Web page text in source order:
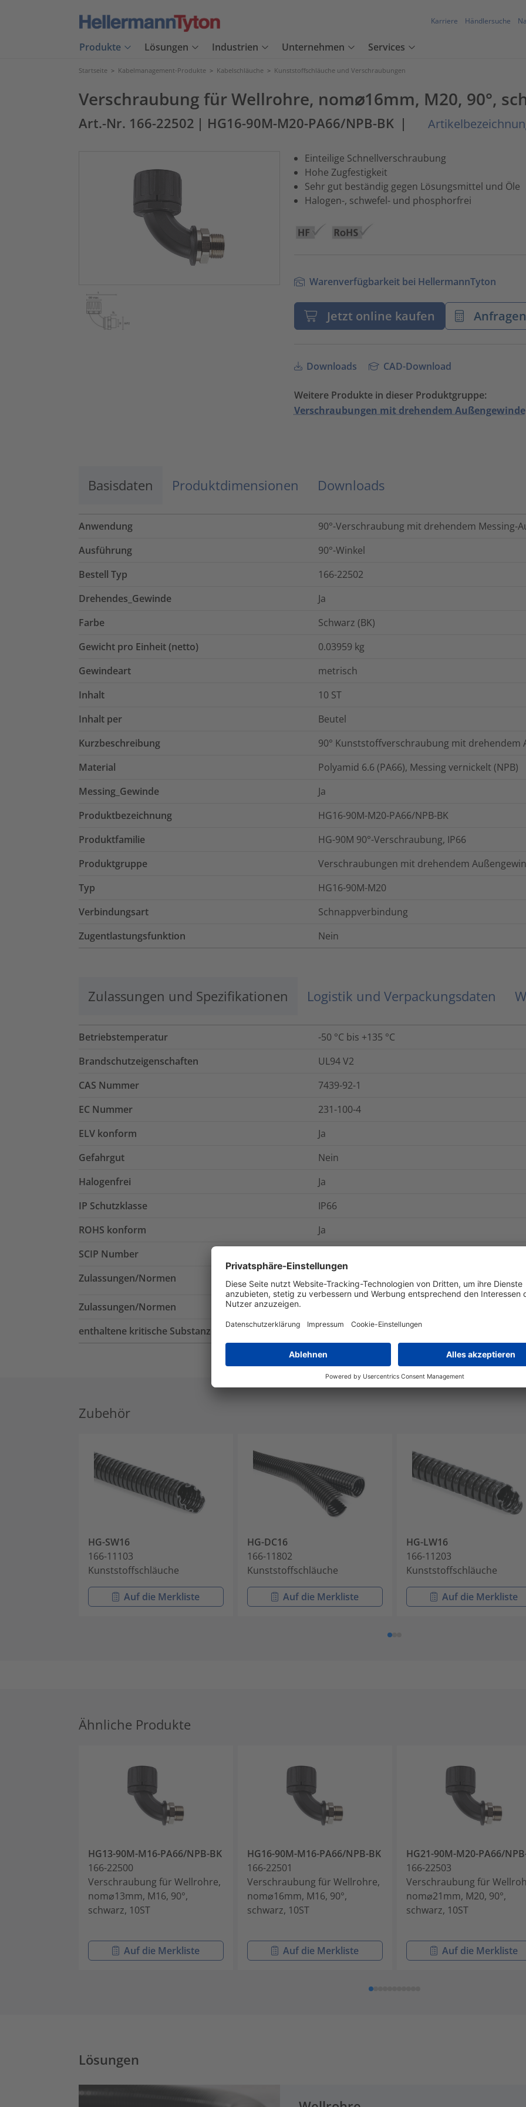
Karriere Händlersuche
Produkte Lösungen Industrien Unternehmen Services
Startseite > Kabelmanagement-Produkte > Kabelschläuche > Kunststoffschläuche und Verschraubungen
Verschraubung für Wellrohre, nom⌀16mm, M20, 90°,
Art.-Nr. 166-22502 | HG16-90M-M20-PA66/NPB-BK |
Einteilige Schnellverschraubung
Hohe Zugfestigkeit
Sehr gut beständig gegen Lösungsmittel und Öle
Halogen-, schwefel- und phosphorfrei
Warenverfügbarkeit bei HellermannTyton
Jetzt online kaufen Anfragen
Downloads CAD-Download
Weitere Produkte in dieser Produktgruppe:
Verschraubungen mit drehendem Außengewinde
Basisdaten Produktdimensionen Downloads
Anwendung
90°-Verschraubung mit drehendem Messing-
Ausführung
90°-Winkel
Bestell Typ
166-22502
Drehendes_Gewinde
Ja
Farbe
Schwarz (BK)
Gewicht pro Einheit (netto)
0.03959 kg
Gewindeart
metrisch
Inhalt
10 ST
Inhalt per
Beutel
Kurzbeschreibung
90° Kunststoffverschraubung mit drehendem
Material
Polyamid 6.6 (PA66), Messing vernickelt (NPB)
Messing_Gewinde
Ja
Produktbezeichnung
HG16-90M-M20-PA66/NPB-BK
Produktfamilie
HG-90M 90°-Verschraubung, IP66
Produktgruppe
Verschraubungen mit drehendem
Typ
HG16-90M-M20
Verbindungsart
Schnappverbindung
Zugentlastungsfunktion
Nein
Zulassungen und Spezifikationen Logistik und Verpackungsdaten
Betriebstemperatur
-50 °C bis +135 °C
Brandschutzeigenschaften
UL94 V2
CAS Nummer
7439-92-1
EC Nummer
231-100-4
ELV konform
Ja
Gefahrgut
Nein
Halogenfrei
Ja
IP Schutzklasse
IP66
ROHS konform
Ja
SCIP Number
Zulassungen/Normen
Zulassungen/Normen
enthaltene kritische Substanzen
Lead in Copper alloy4%
Zubehör
HG-SW16
166-11103
Kunststoffschläuche
Auf die Merkliste
HG-DC16
166-11802
Kunststoffschläuche
Auf die Merkliste
HG-LW16
166-11203
Kunststoffschläuche
Auf die Merkliste
Ähnliche Produkte
HG13-90M-M16-PA66/NPB-BK
166-22500
Verschraubung für Wellrohre,
nom⌀13mm, M16, 90°,
schwarz, 10ST
Auf die Merkliste
HG16-90M-M16-PA66/NPB-BK
166-22501
Verschraubung für Wellrohre,
nom⌀16mm, M16, 90°,
schwarz, 10ST
Auf die Merkliste
HG21-90M-M20-PA66/
166-22503
Verschraubung für
nom⌀21mm, M20, 90°,
schwarz, 10ST
Auf die Merkliste
Lösungen